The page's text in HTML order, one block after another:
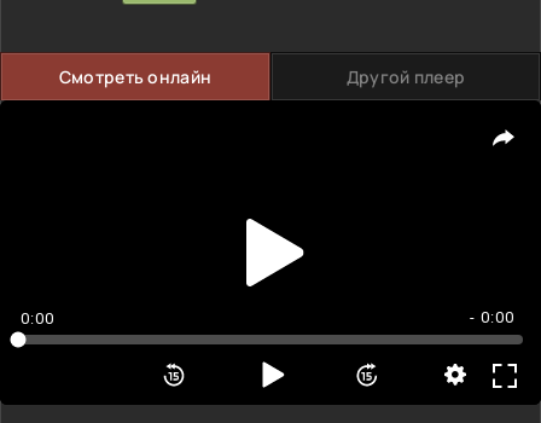
Смотреть онлайн Другой плеер
0:00 - 0:00